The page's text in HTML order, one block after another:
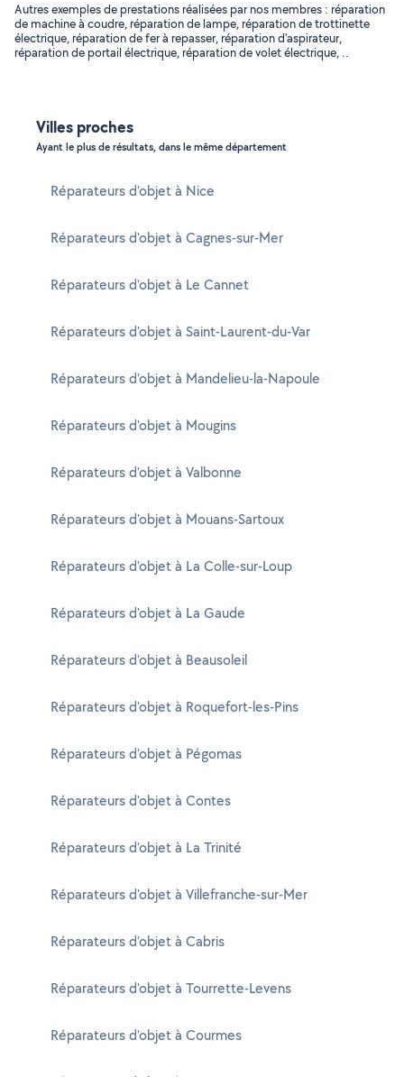
Autres exemples de prestations réalisées par nos membres : réparation
de machine à coudre, réparation de lampe, réparation de trottinette
électrique, réparation de fer à repasser, réparation d'aspirateur,
réparation de portail électrique, réparation de volet électrique, ..
Villes proches
Ayant le plus de résultats, dans le même département
Réparateurs d'objet à Nice
Réparateurs d'objet à Cagnes-sur-Mer
Réparateurs d'objet à Le Cannet
Réparateurs d'objet à Saint-Laurent-du-Var
Réparateurs d'objet à Mandelieu-la-Napoule
Réparateurs d'objet à Mougins
Réparateurs d'objet à Valbonne
Réparateurs d'objet à Mouans-Sartoux
Réparateurs d'objet à La Colle-sur-Loup
Réparateurs d'objet à La Gaude
Réparateurs d'objet à Beausoleil
Réparateurs d'objet à Roquefort-les-Pins
Réparateurs d'objet à Pégomas
Réparateurs d'objet à Contes
Réparateurs d'objet à La Trinité
Réparateurs d'objet à Villefranche-sur-Mer
Réparateurs d'objet à Cabris
Réparateurs d'objet à Tourrette-Levens
Réparateurs d'objet à Courmes